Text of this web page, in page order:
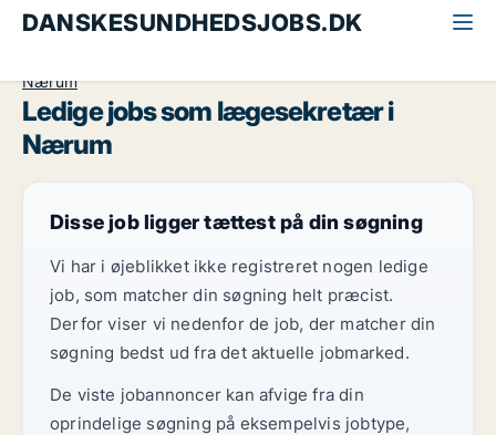
DANSKESUNDHEDSJOBS.DK
Nærum
Ledige jobs som lægesekretær i
Nærum
Disse job ligger tættest på din søgning
Vi har i øjeblikket ikke registreret nogen ledige
job, som matcher din søgning helt præcist.
Derfor viser vi nedenfor de job, der matcher din
søgning bedst ud fra det aktuelle jobmarked.
De viste jobannoncer kan afvige fra din
oprindelige søgning på eksempelvis jobtype,